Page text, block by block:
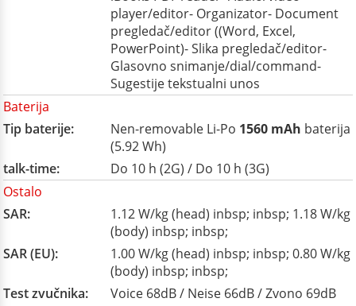
player/editor- Organizator- Document
pregledač/editor ((Word, Excel,
PowerPoint)- Slika pregledač/editor-
Glasovno snimanje/dial/command-
Sugestije tekstualni unos
Baterija
Tip baterije:
Nen-removable Li-Po 1560 mAh baterija
(5.92 Wh)
talk-time:
Do 10 h (2G) / Do 10 h (3G)
Ostalo
SAR:
1.12 W/kg (head) inbsp; inbsp; 1.18 W/kg
(body) inbsp; inbsp;
SAR (EU):
1.00 W/kg (head) inbsp; inbsp; 0.80 W/kg
(body) inbsp; inbsp;
Test zvučnika:
Voice 68dB / Neise 66dB / Zvono 69dB